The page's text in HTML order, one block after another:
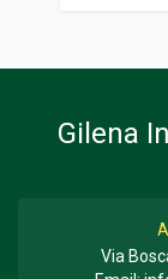
Gilena
Via